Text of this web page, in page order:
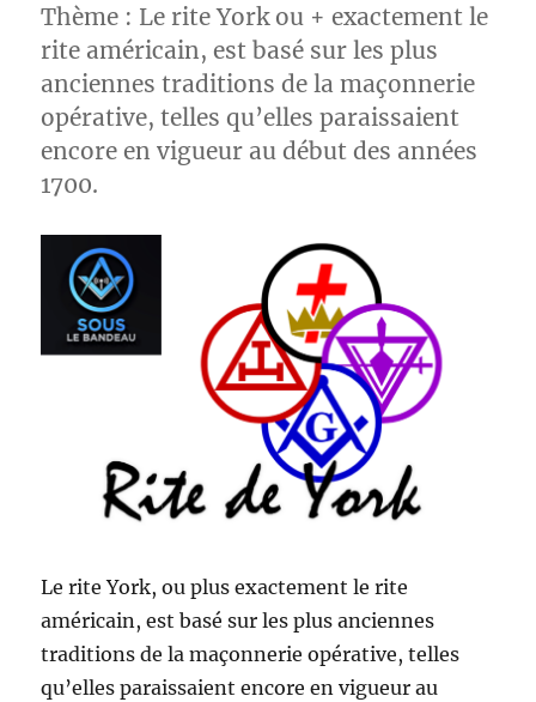
Thème : Le rite York ou + exactement le
rite américain, est basé sur les plus
anciennes traditions de la maçonnerie
opérative, telles qu’elles paraissaient
encore en vigueur au début des années
1700.
Le rite York, ou plus exactement le rite
américain, est basé sur les plus anciennes
traditions de la maçonnerie opérative, telles
qu’elles paraissaient encore en vigueur au